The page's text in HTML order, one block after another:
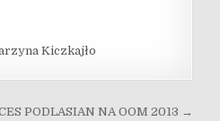
Kiczkajło
PODLASIAN NA OOM 2013 →